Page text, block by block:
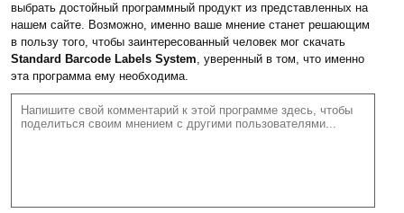
выбрать достойный программный продукт из представленных на
нашем сайте. Возможно, именно ваше мнение станет решающим
в пользу того, чтобы заинтересованный человек мог скачать
Standard Barcode Labels System, уверенный в том, что именно
эта программа ему необходима.